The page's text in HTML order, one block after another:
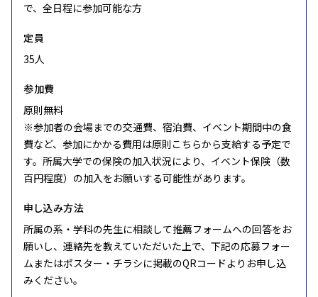
で、全日程に参加可能な方
定員
35人
参加費
原則無料
※参加者の会場までの交通費、宿泊費、イベント期間中の食
費など、参加にかかる費用は原則こちらから支給する予定で
す。所属大学での保険の加入状況により、イベント保険（数
百円程度）の加入をお願いする可能性があります。
申し込み方法
所属の系・学科の先生に相談して推薦フォームへの回答をお
願いし、連絡先を教えていただいた上で、下記の応募フォー
ムまたはポスター・チラシに掲載のQRコードよりお申し込
みください。